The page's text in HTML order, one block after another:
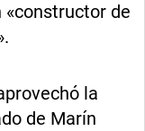
«constructor de
la
de Marín